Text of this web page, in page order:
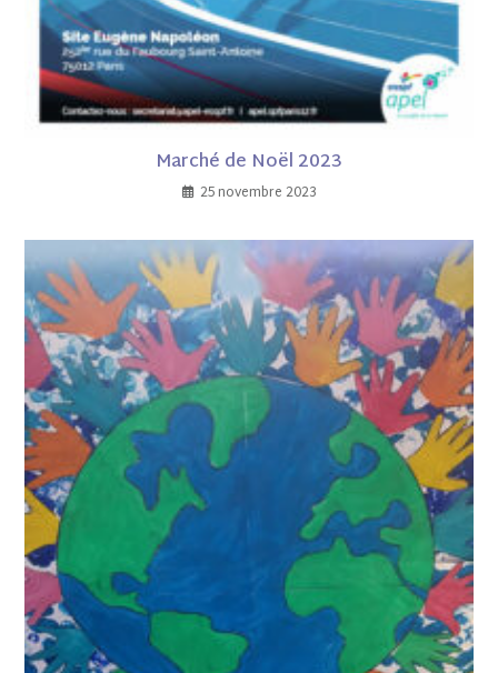
Marché de Noël 2023
25 novembre 2023